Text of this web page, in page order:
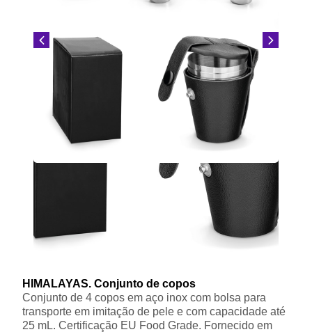
HIMALAYAS. Conjunto de copos
Conjunto de 4 copos em aço inox com bolsa para
transporte em imitação de pele e com capacidade até
25 mL. Certificação EU Food Grade. Fornecido em